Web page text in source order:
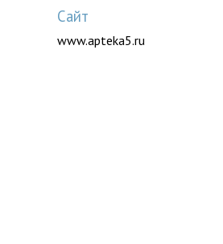
Сайт
www.apteka5.ru